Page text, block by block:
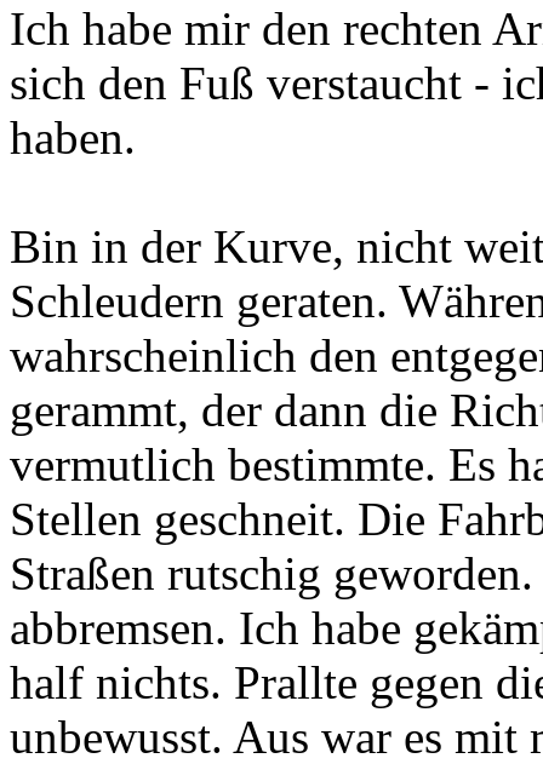
Ich habe mir den rechten
sich den Fuß verstaucht -
haben.
Bin in der Kurve, nicht
Schleudern geraten.
wahrscheinlich den
gerammt, der dann die
vermutlich bestimmte. Es
Stellen geschneit. Die
Straßen rutschig
abbremsen. Ich habe
half nichts. Prallte gegen
unbewusst. Aus war es mit